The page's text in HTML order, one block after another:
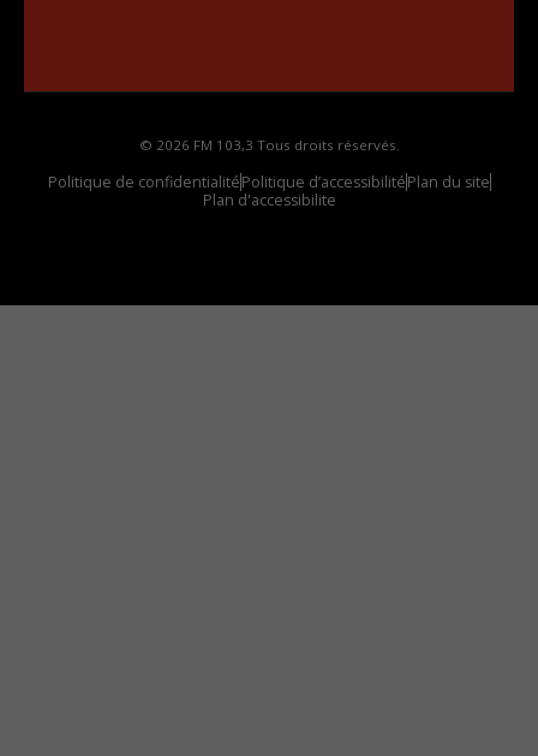
© 2026 FM 103,3 Tous droits réservés.
Politique de confidentialitéPolitique d’accessibilitéPlan du site
Plan d'accessibilite